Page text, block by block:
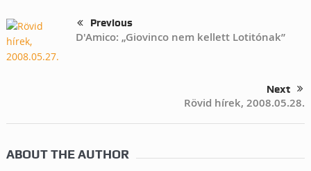
Previous
D'Amico: „Giovinco nem kellett Lotitónak”
Next
Rövid hírek, 2008.05.28.
ABOUT THE AUTHOR